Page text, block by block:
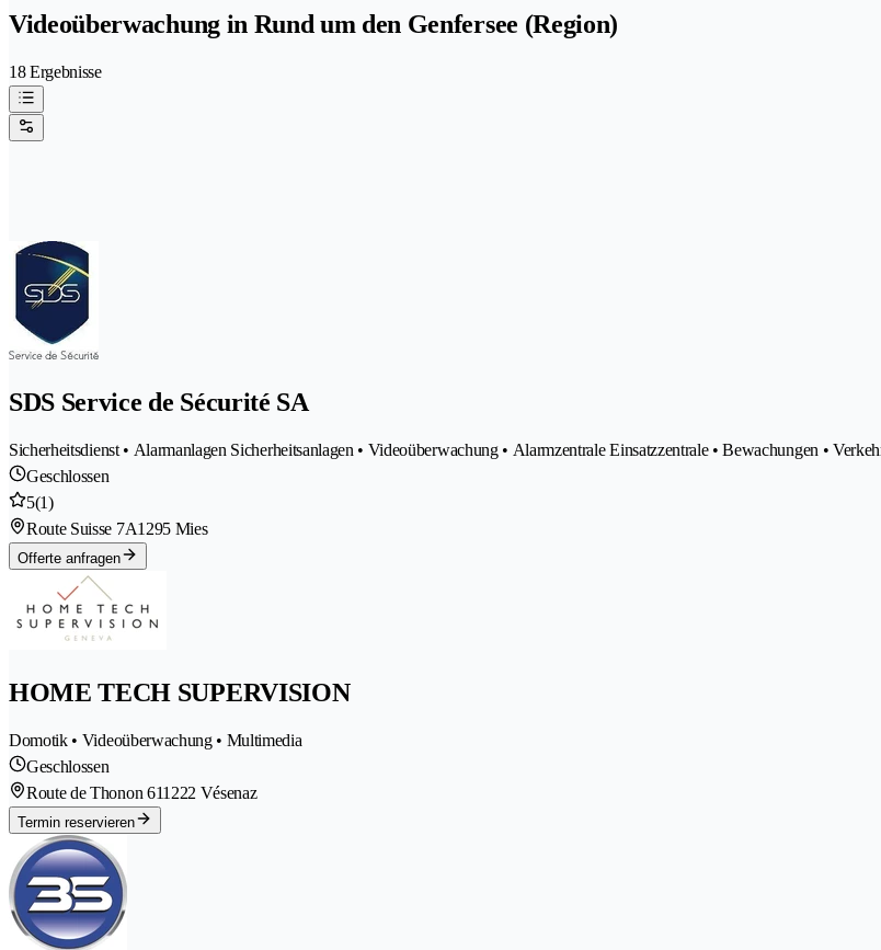
Videoüberwachung in Rund um den Genfersee (Region)
18 Ergebnisse
SDS Service de Sécurité SA
Sicherheitsdienst • Alarmanlagen Sicherheitsanlagen • Videoüberwachung • Alarmzentrale Einsatzzentrale • Bewachungen •
Geschlossen
5(1)
Route Suisse 7A1295 Mies
Offerte anfragen
HOME TECH SUPERVISION
Domotik • Videoüberwachung • Multimedia
Geschlossen
Route de Thonon 611222 Vésenaz
Termin reservieren